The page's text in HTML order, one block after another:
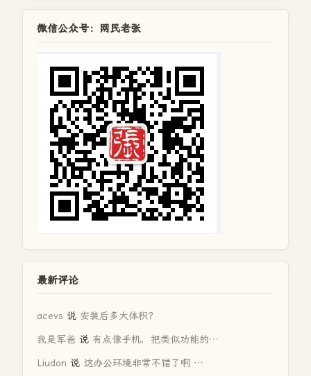
微信公众号：网民老张
最新评论
acevs 说 安装后多大体积？
我是军爸 说 有点像手机，把类似功能的…
Liudon 说 这办公环境非常不错了啊 …